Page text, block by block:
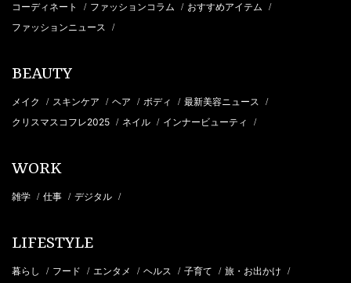
コーディネート / ファッションコラム / おすすめアイテム /
ファッションニュース /
BEAUTY
メイク / スキンケア / ヘア / ボディ / 最新美容ニュース /
クリスマスコフレ2025 / ネイル / インナービューティ /
WORK
雑学 / 仕事 / デジタル /
LIFESTYLE
暮らし / フード / エンタメ / ヘルス / 子育て / 旅・お出かけ /